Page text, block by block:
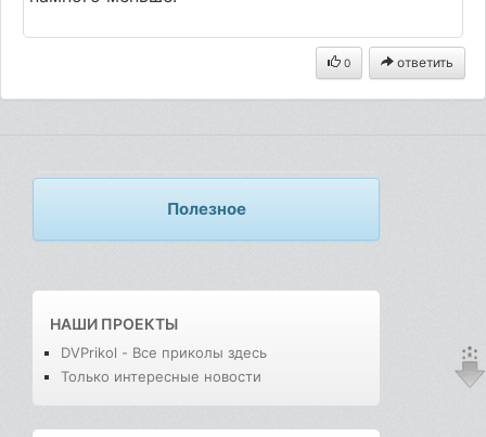
0 ответить
Полезное
НАШИ ПРОЕКТЫ
DVPrikol - Все приколы здесь
Только интересные новости